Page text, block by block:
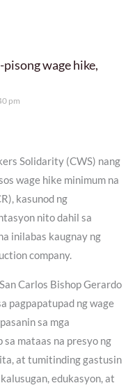
wage hike,
pm
Solidarity (CWS) nang
wage hike minimum na
kasunod ng
nito dahil sa
inilabas kaugnay ng
company.
Carlos Bishop Gerardo
pagpapatupad ng wage
sa mga
sa mataas na presyo ng
at tumitinding gastusin
edukasyon, at